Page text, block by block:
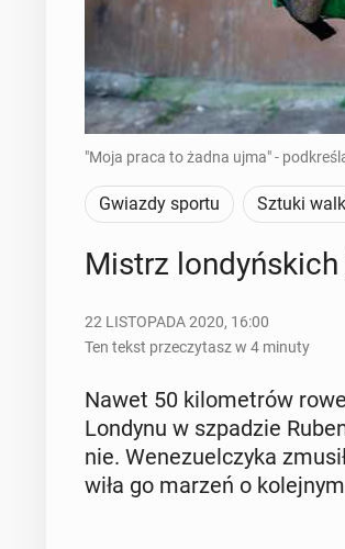
"Moja praca to żadna ujma" -
Gwiazdy sportu Sztuki
Mistrz
22 LISTOPADA 2020, 16:00
Ten tekst przeczytasz w 4 minuty
Nawet 50 ki­lo­me­trów
Londynu w szpa­dzie
nie. We­ne­zu­el­czy­ka
wi­ła go marzeń o